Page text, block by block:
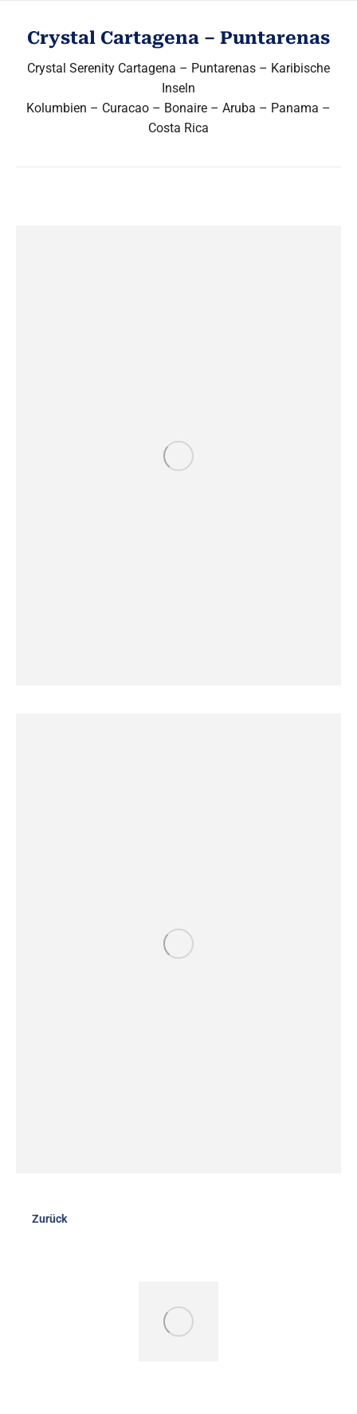
Crystal Cartagena – Puntarenas
Crystal Serenity Cartagena – Puntarenas – Karibische
Inseln
Kolumbien – Curacao – Bonaire – Aruba – Panama –
Costa Rica
Zurück